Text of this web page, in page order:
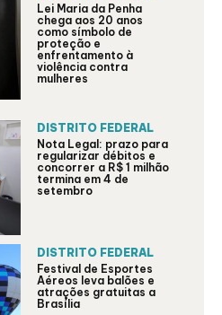
Lei Maria da Penha
chega aos 20 anos
como símbolo de
proteção e
enfrentamento à
violência contra
mulheres
DISTRITO FEDERAL
Nota Legal: prazo para
regularizar débitos e
concorrer a R$ 1 milhão
termina em 4 de
setembro
DISTRITO FEDERAL
Festival de Esportes
Aéreos leva balões e
atrações gratuitas a
Brasília